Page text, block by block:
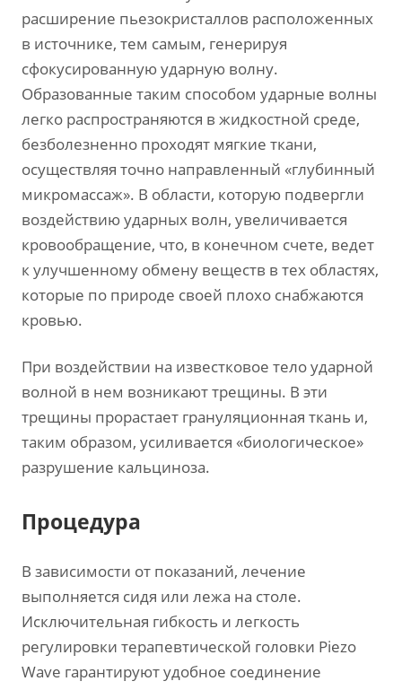
расширение пьезокристаллов расположенных
в источнике, тем самым, генерируя
сфокусированную ударную волну.
Образованные таким способом ударные волны
легко распространяются в жидкостной среде,
безболезненно проходят мягкие ткани,
осуществляя точно направленный «глубинный
микромассаж». В области, которую подвергли
воздействию ударных волн, увеличивается
кровообращение, что, в конечном счете, ведет
к улучшенному обмену веществ в тех областях,
которые по природе своей плохо снабжаются
кровью.
При воздействии на известковое тело ударной
волной в нем возникают трещины. В эти
трещины прорастает грануляционная ткань и,
таким образом, усиливается «биологическое»
разрушение кальциноза.
Процедура
В зависимости от показаний, лечение
выполняется сидя или лежа на столе.
Исключительная гибкость и легкость
регулировки терапевтической головки Piezo
Wave гарантируют удобное соединение